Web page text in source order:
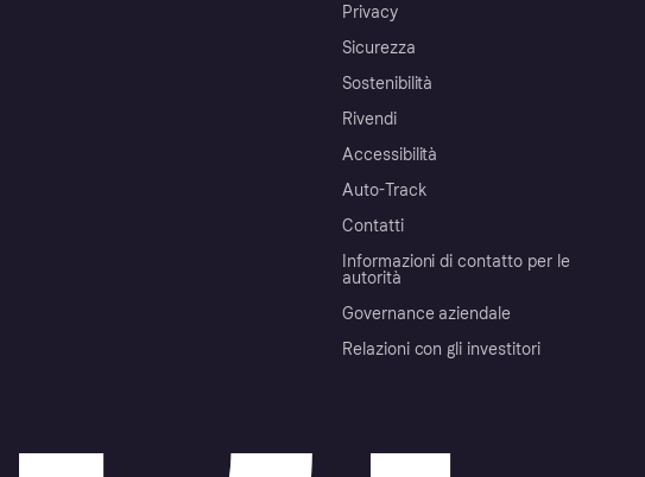
Privacy
Sicurezza
Sostenibilità
Rivendi
Accessibilità
Auto-Track
Contatti
Informazioni di contatto per le
autorità
Governance aziendale
Relazioni con gli investitori